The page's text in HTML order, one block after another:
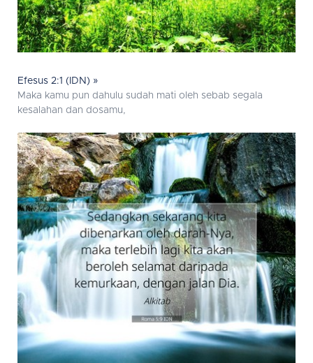
Efesus 2:1 (IDN) »
Maka kamu pun dahulu sudah mati oleh sebab segala
kesalahan dan dosamu,